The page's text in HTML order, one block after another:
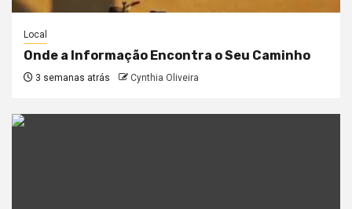
Local
Onde a Informação Encontra o Seu Caminho
3 semanas atrás Cynthia Oliveira